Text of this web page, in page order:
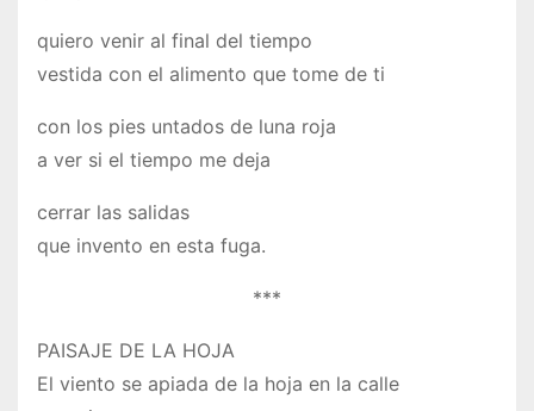
quiero venir al final del tiempo
vestida con el alimento que tome de ti
con los pies untados de luna roja
a ver si el tiempo me deja
cerrar las salidas
que invento en esta fuga.
***
PAISAJE DE LA HOJA
El viento se apiada de la hoja en la calle